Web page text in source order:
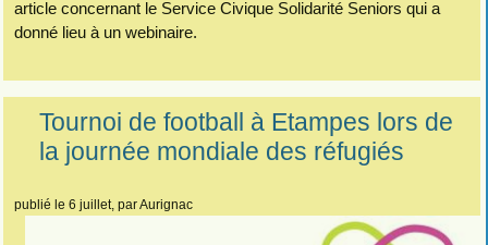
article concernant le Service Civique Solidarité Seniors qui a
donné lieu à un webinaire.
Tournoi de football à Etampes lors de
la journée mondiale des réfugiés
publié le 6 juillet, par Aurignac